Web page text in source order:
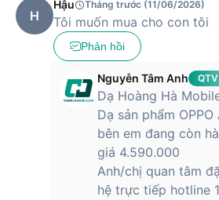
H
Hậu Tháng trước (11/06/2026)
Tôi muốn mua cho con tôi
Phản hồi
Nguyễn Tâm Anh QTV
Dạ Hoàng Hà
Dạ sản phẩm
bên em đang còn
giá 4.590.000
Anh/chị quan tâm
hệ trực tiếp hotline